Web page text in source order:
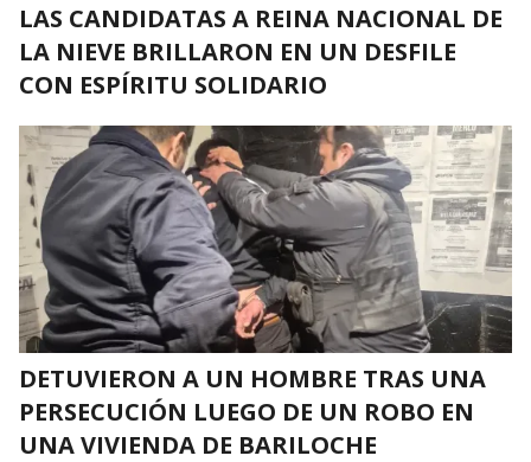
LAS CANDIDATAS A REINA NACIONAL DE
LA NIEVE BRILLARON EN UN DESFILE
CON ESPÍRITU SOLIDARIO
DETUVIERON A UN HOMBRE TRAS UNA
PERSECUCIÓN LUEGO DE UN ROBO EN
UNA VIVIENDA DE BARILOCHE